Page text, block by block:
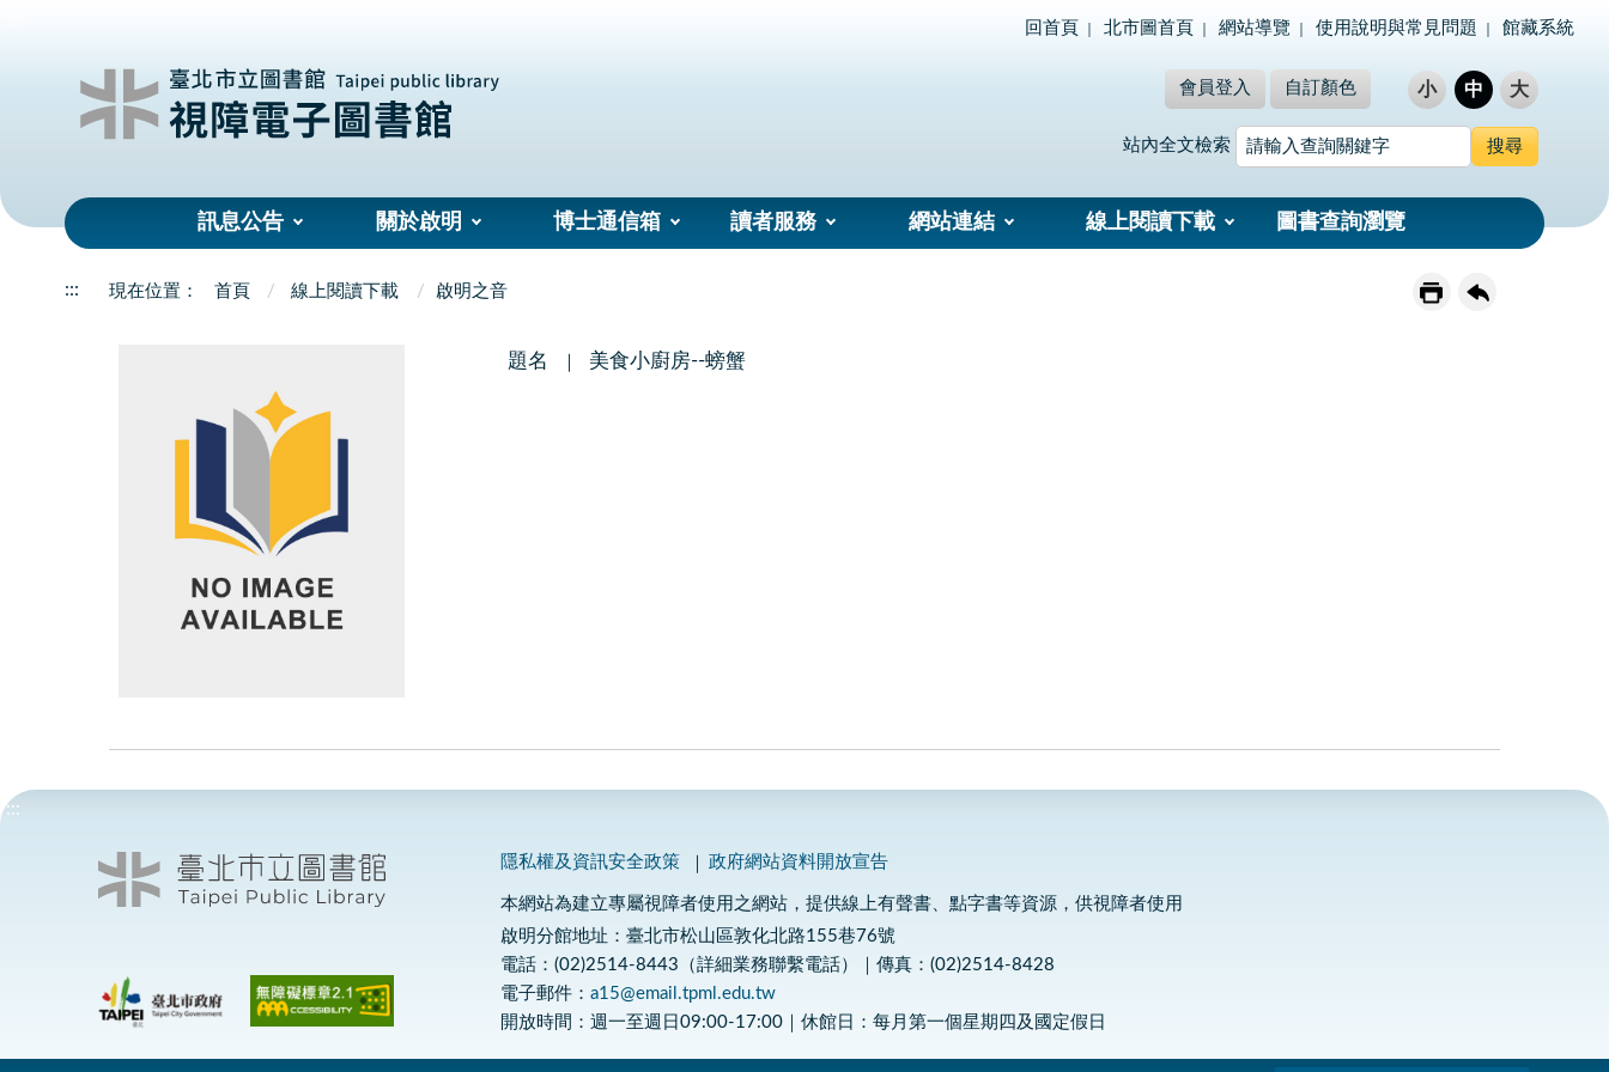
回首頁 北市圖首頁 網站導覽 使用說明與常見問題 館藏系統
會員登入 自訂顏色 小 中 大
站內全文檢索
訊息公告 關於啟明 博士通信箱 讀者服務 網站連結 線上閱讀下載 圖書查詢瀏覽
::: 首頁 線上閱讀下載 啟明之音
題名 美食小廚房--螃蟹
:::
隱私權及資訊安全政策 政府網站資料開放宣告
本網站為建立專屬視障者使用之網站，提供線上有聲書、點字書等資源，供視障者使用
啟明分館地址：臺北市松山區敦化北路155巷76號
電話：(02)2514-8443（詳細業務聯繫電話）｜傳真：(02)2514-8428
電子郵件：a15@email.tpml.edu.tw
開放時間：週一至週日09:00-17:00｜休館日：每月第一個星期四及國定假日